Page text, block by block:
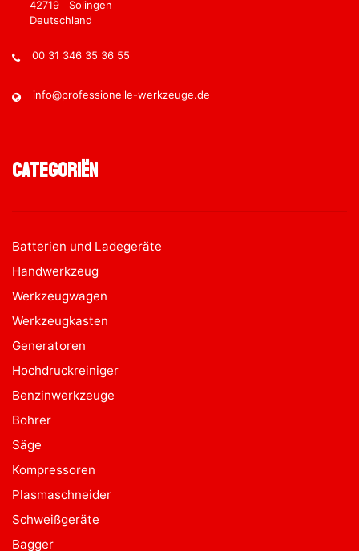
42719 Solingen
Deutschland
00 31 346 35 36 55
info@professionelle-werkzeuge.de
Categoriën
Batterien und Ladegeräte
Handwerkzeug
Werkzeugwagen
Werkzeugkasten
Generatoren
Hochdruckreiniger
Benzinwerkzeuge
Bohrer
Säge
Kompressoren
Plasmaschneider
Schweißgeräte
Bagger